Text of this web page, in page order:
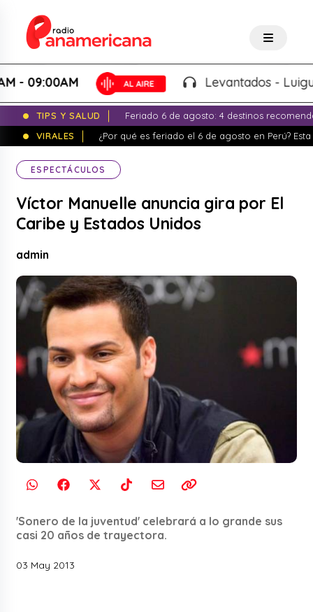
Levantados - Luigui
TIPS Y SALUD
Feriado 6 de agosto: 4 destinos
VIRALES
¿Por qué es feriado el 6 de agosto en Perú?
ESPECTÁCULOS
Víctor Manuelle anuncia gira por El
Caribe y Estados Unidos
admin
'Sonero de la juventud' celebrará a lo grande sus
casi 20 años de trayectora.
03 May 2013